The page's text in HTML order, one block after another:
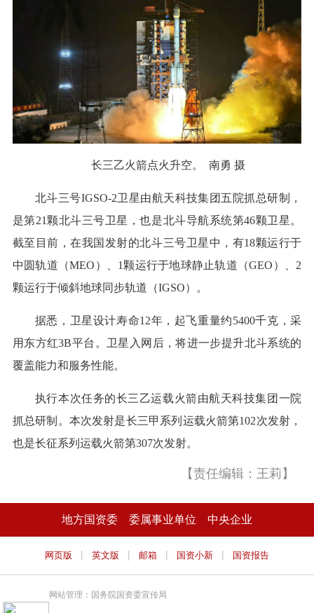
长三乙火箭点火升空。 南勇 摄
北斗三号IGSO-2卫星由航天科技集团五院抓总研制，
是第21颗北斗三号卫星，也是北斗导航系统第46颗卫星。
截至目前，在我国发射的北斗三号卫星中，有18颗运行于
中圆轨道（MEO）、1颗运行于地球静止轨道（GEO）、2
颗运行于倾斜地球同步轨道（IGSO）。
据悉，卫星设计寿命12年，起飞重量约5400千克，采
用东方红3B平台。卫星入网后，将进一步提升北斗系统的
覆盖能力和服务性能。
执行本次任务的长三乙运载火箭由航天科技集团一院
抓总研制。本次发射是长三甲系列运载火箭第102次发射，
也是长征系列运载火箭第307次发射。
【责任编辑：王莉】
地方国资委 委属事业单位 中央企业
网页版 | 英文版 | 邮箱 | 国资小新 | 国资报告
网站管理：国务院国资委宣传局